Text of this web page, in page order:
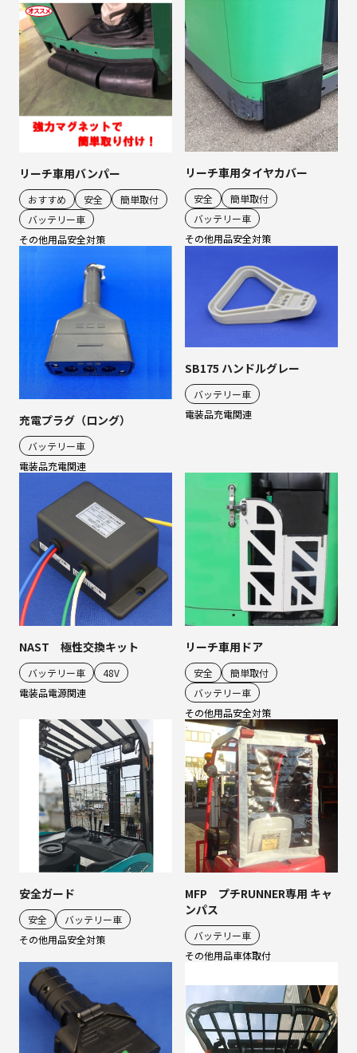
リーチ車用バンパー
おすすめ 安全
簡単取付
バッテリー車
その他用品安全対策
リーチ車用タイヤカバー
安全
簡単取付
バッテリー車
その他用品安全対策
充電プラグ（ロング）
バッテリー車
電装品充電関連
SB175 ハンドルグレー
バッテリー車
電装品充電関連
NAST 極性交換キット
バッテリー車
48V
電装品電源関連
リーチ車用ドア
安全
簡単取付
バッテリー車
その他用品安全対策
安全ガード
安全
バッテリー車
その他用品安全対策
MFP プチRUNNER専用 キャ
ンパス
バッテリー車
その他用品車体取付